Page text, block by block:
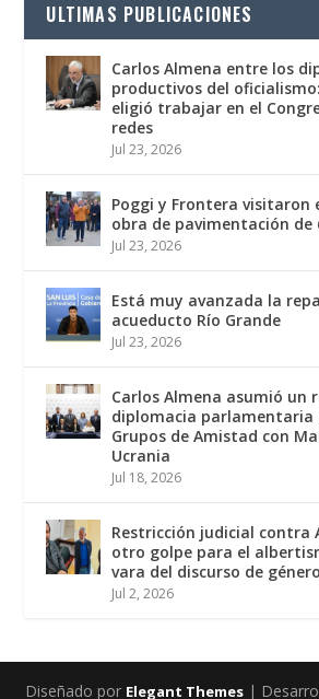
ULTIMAS PUBLICACIONES
Carlos Almena entre los
productivos del
eligió trabajar en el
redes
Jul 23, 2026
Poggi y Frontera visitaron
obra de pavimentación de
Jul 23, 2026
Está muy avanzada la
acueducto Río Grande
Jul 23, 2026
Carlos Almena asumió un
diplomacia
Grupos de Amistad con
Ucrania
Jul 18, 2026
Restricción judicial contra
otro golpe para el
vara del discurso de género
Jul 2, 2026
Diseñado por Elegant Themes|